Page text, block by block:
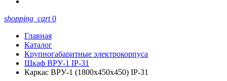
shopping_cart 0
Главная
Каталог
Крупногабаритные электрокорпуса
Шкаф ВРУ-1 IP-31
Каркас ВРУ-1 (1800х450х450) IP-31